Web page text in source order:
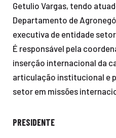
Getulio Vargas, tendo
Departamento de
executiva de entidade
É responsável pela
inserção internacional da
articulação institucional e
setor em missões
PRESIDENTE